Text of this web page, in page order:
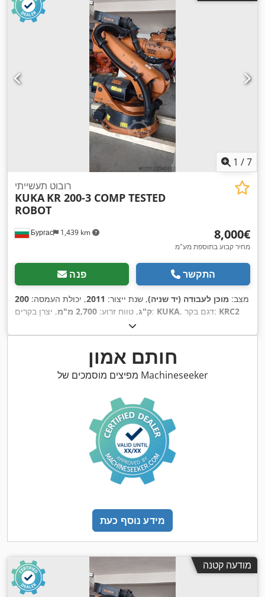
1 /7
Бургас 1,439 km
רובוט תעשייתי
KUKA KR 200-3 COMP TESTED
ROBOT
‏8,000 ‏€
מחיר קבוע בתוספת מע"מ
פנה התקשר
מצב: מוכן לעבודה (יד שניה), שנת ייצור: 2011, יכולת העמסה: 200
ק"ג, טווח זרוע: 2,700 מ"מ , יצרן בקרים: KUKA , דגם בקר: KRC2
חותם אמון
מפיצים מוסמכים של Machineseeker
מידע נוסף כעת
מודעה קטנה